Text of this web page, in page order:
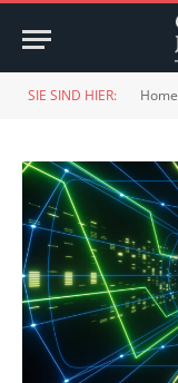
SIE SIND HIER: Home